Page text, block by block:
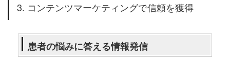
3. コンテンツマーケティングで信頼を獲得
患者の悩みに答える情報発信